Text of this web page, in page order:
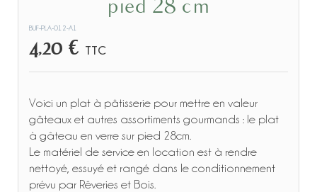
pied 28 cm
BUF-PLA-012-A1
4,20 € TTC
Voici un plat à pâtisserie pour mettre en valeur
gâteaux et autres assortiments gourmands : le plat
à gâteau en verre sur pied 28cm.
Le matériel de service en location est à rendre
nettoyé, essuyé et rangé dans le conditionnement
prévu par Rêveries et Bois.